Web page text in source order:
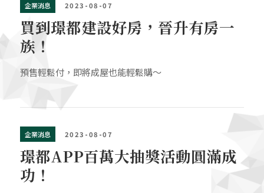
企業消息 2023-08-07
買到璟都建設好房，晉升有房一
族！
預售輕鬆付，即將成屋也能輕鬆購～
企業消息 2023-08-07
璟都APP百萬大抽獎活動圓滿成
功！